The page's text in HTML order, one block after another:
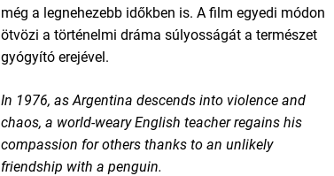
még a legnehezebb időkben is. A film egyedi módon
ötvözi a történelmi dráma súlyosságát a természet
gyógyító erejével.
In 1976, as Argentina descends into violence and
chaos, a world-weary English teacher regains his
compassion for others thanks to an unlikely
friendship with a penguin.